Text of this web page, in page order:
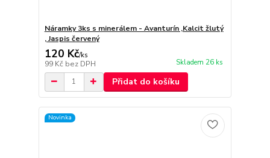
Náramky 3ks s minerálem - Avanturín ,Kalcit žlutý
, Jaspis červený
120 Kč/ks
99 Kč bez DPH Skladem 26 ks
Přidat do košíku
Novinka